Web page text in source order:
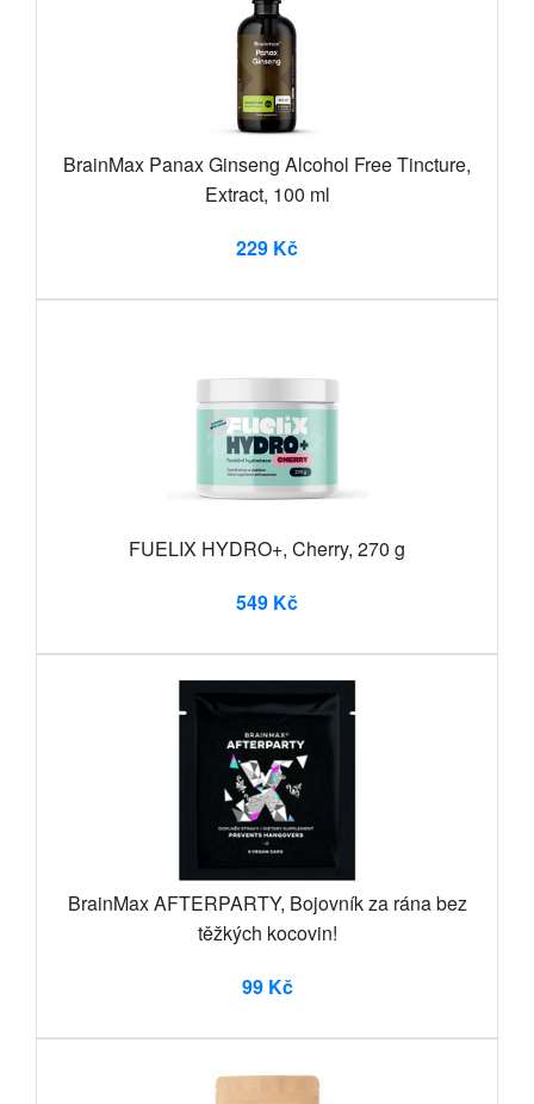
BrainMax Panax Ginseng Alcohol Free Tincture,
Extract, 100 ml
229 Kč
FUELIX HYDRO+, Cherry, 270 g
549 Kč
BrainMax AFTERPARTY, Bojovník za rána bez
těžkých kocovin!
99 Kč